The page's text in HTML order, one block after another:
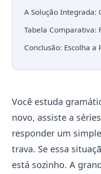
A Solução Integrada:
Tabela Comparativa:
Conclusão: Escolha
Você estuda
novo, assiste a
responder um
trava. Se essa
está sozinho. A